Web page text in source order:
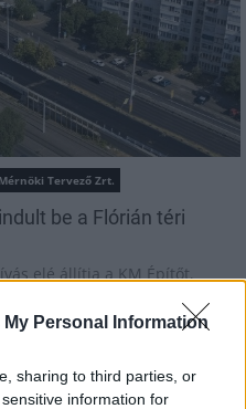
My Personal Information
sharing to third parties, or
information for
Tervező Zrt.
be a Flórián téri
elé állítja a KM Építőt,
a felülvizsgálat